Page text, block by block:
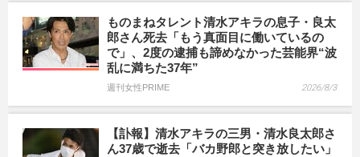
ものまねタレント清水アキラの息子・良太
郎さん死去「もう真面目に働いているの
で」、2度の逮捕も諦めなかった芸能界“波
乱に満ちた37年”
週刊女性PRIME 2026/8/3
【訃報】清水アキラの三男・清水良太郎さ
ん37歳で逝去「バカ野郎と突き放したい」